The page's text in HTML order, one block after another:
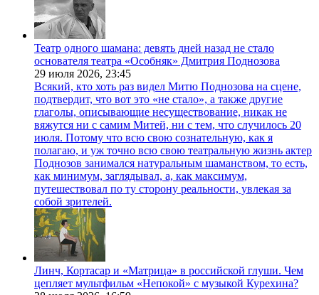
Театр одного шамана: девять дней назад не стало
основателя театра «Особняк» Дмитрия Поднозова
29 июля 2026, 23:45
Всякий, кто хоть раз видел Митю Поднозова на сцене,
подтвердит, что вот это «не стало», а также другие
глаголы, описывающие несуществование, никак не
вяжутся ни с самим Митей, ни с тем, что случилось 20
июля. Потому что всю свою сознательную, как я
полагаю, и уж точно всю свою театральную жизнь актер
Поднозов занимался натуральным шаманством, то есть,
как минимум, заглядывал, а, как максимум,
путешествовал по ту сторону реальности, увлекая за
собой зрителей.
Линч, Кортасар и «Матрица» в российской глуши. Чем
цепляет мультфильм «Непокой» с музыкой Курехина?